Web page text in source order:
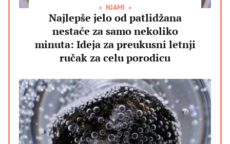
NJAMI
Najlepše jelo od patlidžana
nestaće za samo nekoliko
minuta: Ideja za preukusni letnji
ručak za celu porodicu